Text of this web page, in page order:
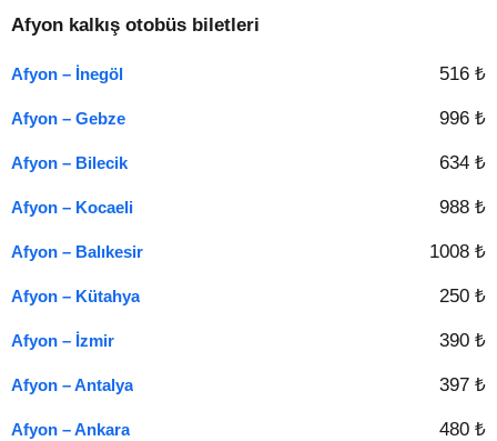
Afyon kalkış otobüs biletleri
Afyon – İnegöl 516 ₺
Afyon – Gebze 996 ₺
Afyon – Bilecik 634 ₺
Afyon – Kocaeli 988 ₺
Afyon – Balıkesir 1008 ₺
Afyon – Kütahya 250 ₺
Afyon – İzmir 390 ₺
Afyon – Antalya 397 ₺
Afyon – Ankara 480 ₺